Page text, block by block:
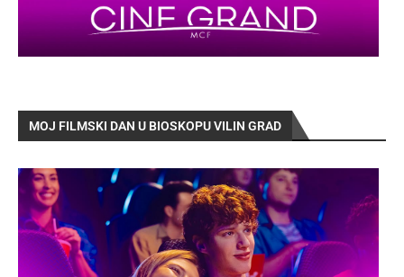
MOJ FILMSKI DAN U BIOSKOPU VILIN GRAD